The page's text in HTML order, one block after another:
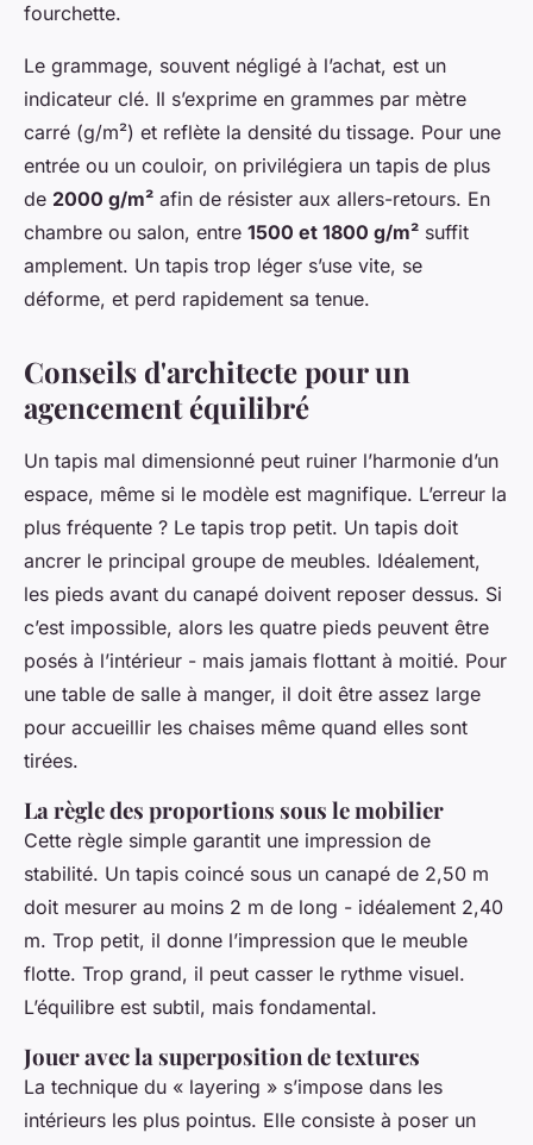
fourchette.
Le grammage, souvent négligé à l’achat, est un
indicateur clé. Il s’exprime en grammes par mètre
carré (g/m²) et reflète la densité du tissage. Pour une
entrée ou un couloir, on privilégiera un tapis de plus
de 2000 g/m² afin de résister aux allers-retours. En
chambre ou salon, entre 1500 et 1800 g/m² suffit
amplement. Un tapis trop léger s’use vite, se
déforme, et perd rapidement sa tenue.
Conseils d'architecte pour un
agencement équilibré
Un tapis mal dimensionné peut ruiner l’harmonie d’un
espace, même si le modèle est magnifique. L’erreur la
plus fréquente ? Le tapis trop petit. Un tapis doit
ancrer le principal groupe de meubles. Idéalement,
les pieds avant du canapé doivent reposer dessus. Si
c’est impossible, alors les quatre pieds peuvent être
posés à l’intérieur - mais jamais flottant à moitié. Pour
une table de salle à manger, il doit être assez large
pour accueillir les chaises même quand elles sont
tirées.
La règle des proportions sous le mobilier
Cette règle simple garantit une impression de
stabilité. Un tapis coincé sous un canapé de 2,50 m
doit mesurer au moins 2 m de long - idéalement 2,40
m. Trop petit, il donne l’impression que le meuble
flotte. Trop grand, il peut casser le rythme visuel.
L’équilibre est subtil, mais fondamental.
Jouer avec la superposition de textures
La technique du « layering » s’impose dans les
intérieurs les plus pointus. Elle consiste à poser un